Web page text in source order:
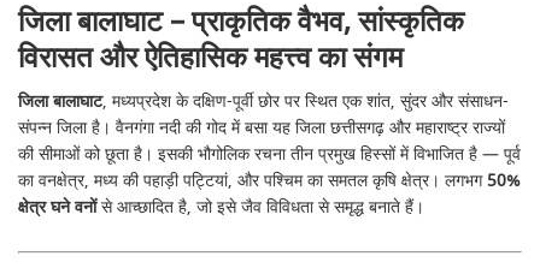
जिला बालाघाट – प्राकृतिक वैभव, सांस्कृतिक
विरासत और ऐतिहासिक महत्त्व का संगम
जिला बालाघाट, मध्यप्रदेश के दक्षिण-पूर्वी छोर पर स्थित एक शांत, सुंदर और संसाधन-
संपन्न जिला है। वैनगंगा नदी की गोद में बसा यह जिला छत्तीसगढ़ और महाराष्ट्र राज्यों
की सीमाओं को छूता है। इसकी भौगोलिक रचना तीन प्रमुख हिस्सों में विभाजित है — पूर्व
का वनक्षेत्र, मध्य की पहाड़ी पट्टियां, और पश्चिम का समतल कृषि क्षेत्र। लगभग50%
क्षेत्र घने वनोंसे आच्छादित है, जो इसे जैव विविधता से समृद्ध बनाते हैं।